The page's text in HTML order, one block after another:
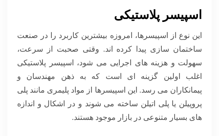
اسپیسر پلاستیکی
این نوع از اسپیسرها، امروزه بیشترین کاربرد را در صنعت
ساختمان سازی پیدا کرده اند. وقتی صحبت از سرعت،
سهولت و هزینه های اجرایی می شود، اسپیسر پلاستیکی
اغلب اولین گزینه ای است که به ذهن مهندسان و
پیمانکاران می رسد. این اسپیسرها از مواد پلیمری مانند پلی
پروپیلن یا پلی اتیلن ساخته می شوند و در اشکال و اندازه
های بسیار متنوعی در بازار موجود هستند.